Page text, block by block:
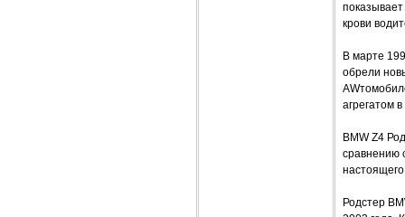
крови
В марте
обрели
агрегатом
BMW Z4
сравнению
Родстер